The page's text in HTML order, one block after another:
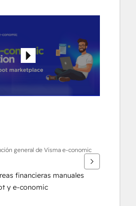
general de Visma e-conomic
financieras manuales
y e-conomic